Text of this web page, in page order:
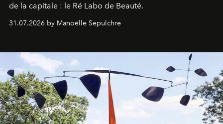
de la capitale : le Ré Labo de Beauté.
31.07.2026 by Manoëlle Sepulchre